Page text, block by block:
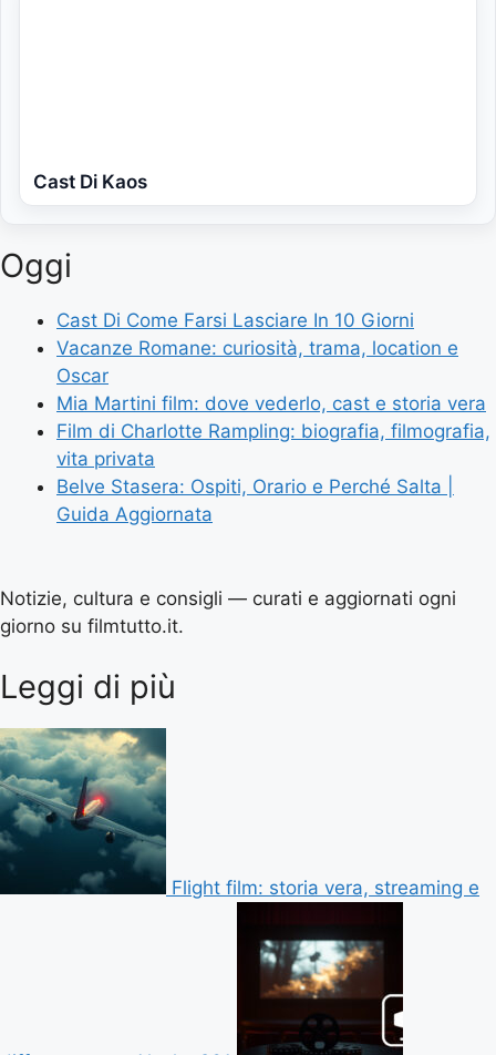
Cast Di Kaos
Oggi
Cast Di Come Farsi Lasciare In 10 Giorni
Vacanze Romane: curiosità, trama, location e
Oscar
Mia Martini film: dove vederlo, cast e storia vera
Film di Charlotte Rampling: biografia, filmografia,
vita privata
Belve Stasera: Ospiti, Orario e Perché Salta |
Guida Aggiornata
Notizie, cultura e consigli — curati e aggiornati ogni
giorno su filmtutto.it.
Leggi di più
Flight film: storia vera, streaming e